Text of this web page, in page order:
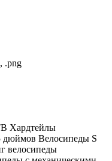
.png
Хардтейлы
дюймов Велосипеды S
велосипеды